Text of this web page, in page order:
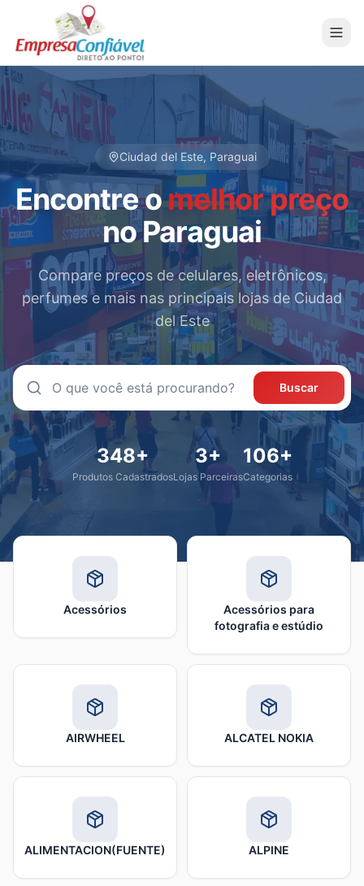
Ciudad del Este, Paraguai
Encontre omelhor preço
no Paraguai
Compare preços de celulares, eletrônicos,
perfumes e mais nas principais lojas de Ciudad
del Este
Buscar
348+
Produtos Cadastrados
3+
Lojas Parceiras
106+
Categorias
Acessórios
Acessórios para
fotografia e estúdio
AIRWHEEL ALCATEL NOKIA
ALIMENTACION(FUENTE) ALPINE